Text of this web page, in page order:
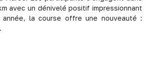
avec un dénivelé positif impressionnant
la course offre une nouveauté :